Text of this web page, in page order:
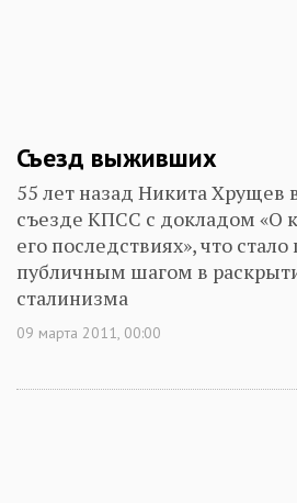
Съезд выживших
55 лет назад Никита Хрущев
съезде КПСС с докладом «О
его последствиях», что
публичным шагом в
сталинизма
09 марта 2011, 00:00